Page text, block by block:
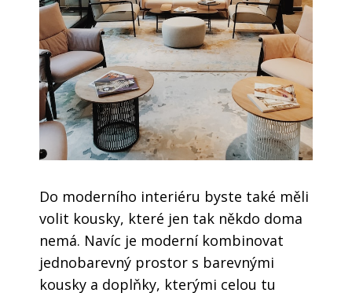
Do moderního interiéru byste také měli
volit kousky, které jen tak někdo doma
nemá. Navíc je moderní kombinovat
jednobarevný prostor s barevnými
kousky a doplňky, kterými celou tu